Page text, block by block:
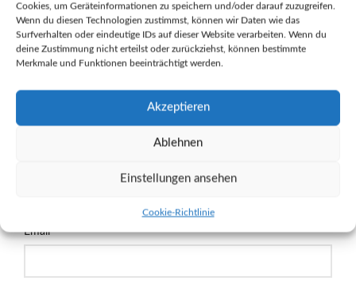
Cookies, um Geräteinformationen zu speichern und/oder darauf zuzugreifen.
Wenn du diesen Technologien zustimmst, können wir Daten wie das
Surfverhalten oder eindeutige IDs auf dieser Website verarbeiten. Wenn du
deine Zustimmung nicht erteilst oder zurückziehst, können bestimmte
Merkmale und Funktionen beeinträchtigt werden.
Akzeptieren
Ablehnen
Einstellungen ansehen
Cookie-Richtlinie
Ihr Toolytech-Team
Email